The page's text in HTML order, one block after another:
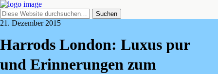
21. Dezember 2015
Harrods London: Luxus pur
und Erinnerungen zum